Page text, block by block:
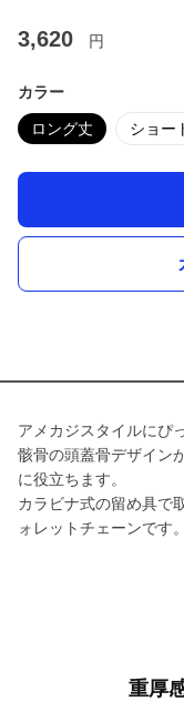
3,620 円
カラー
ロング丈 ショー
アメカジスタイルにぴ
骸骨の頭蓋骨デザイン
に役立ちます。
カラビナ式の留め具で
ォレットチェーンです。
重厚